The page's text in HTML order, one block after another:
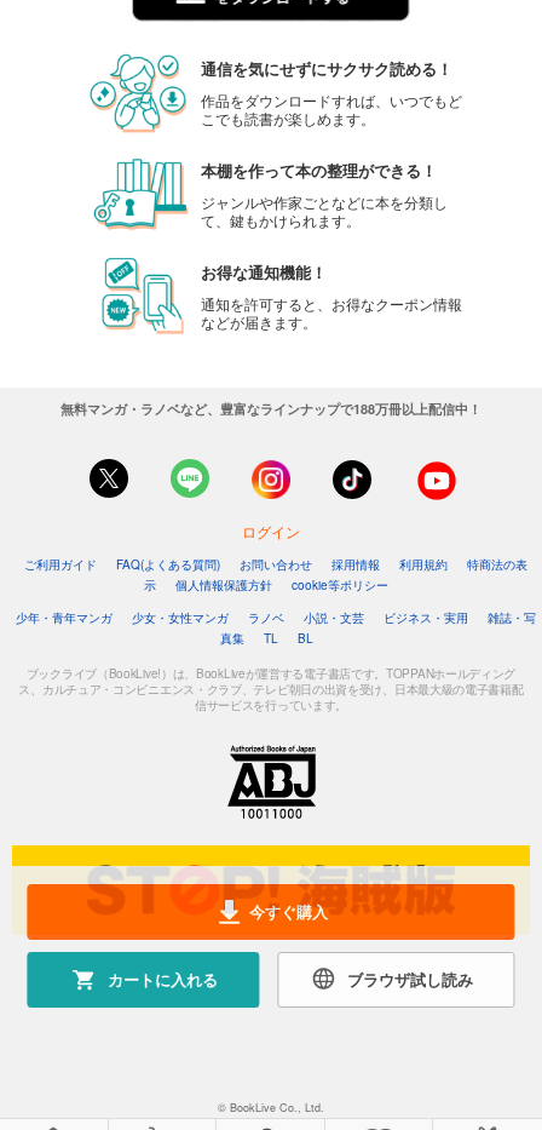
今すぐ購入
カートに入れる ブラウザ試し読み
通信を気にせずにサクサク読める！
作品をダウンロードすれば、いつでもど
こでも読書が楽しめます。
本棚を作って本の整理ができる！
ジャンルや作家ごとなどに本を分類し
て、鍵もかけられます。
お得な通知機能！
通知を許可すると、お得なクーポン情報
などが届きます。
無料マンガ・ラノベなど、豊富なラインナップで188万冊以上配信中！
ログイン
ご利用ガイド FAQ(よくある質問) お問い合わせ 採用情報 利用規約
特商法の表
示
個人情報保護方針
cookie等ポリシー
少年・青年マンガ
少女・女性マンガ ラノベ 小説・文芸 ビジネス・実用
雑誌・写
真集
TL BL
ブックライブ（BookLive!）は、BookLiveが運営する電子書店です。TOPPANホールディング
ス、カルチュア・コンビニエンス・クラブ、テレビ朝日の出資を受け、日本最大級の電子書籍配
信サービスを行っています。
© BookLive Co., Ltd.